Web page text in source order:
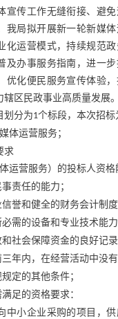
宣传工作无缝衔接、避
我局拟开展新一轮新媒
化运营模式，持续规范
及办事服务指南，进一
优化便民服务宣传体验
区民政事业高质量发展。
划分为1个标段，本次招标
体运营服务；
求
运营服务）的投标人资格
责任的能力；
誉和健全的财务会计制度
需的设备和专业技术能力
社会保障资金的良好记录
年内，在经营活动中没有
定的其他条件；
足的资格要求：
中小企业采购的项目，